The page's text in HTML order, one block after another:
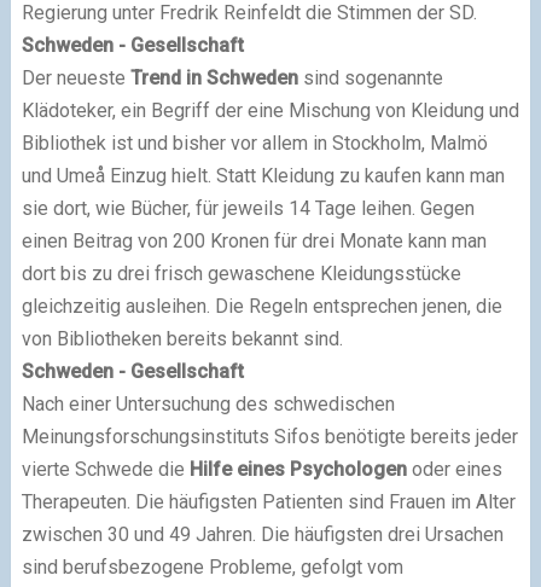
Regierung unter Fredrik Reinfeldt die Stimmen der SD.
Schweden - Gesellschaft
Der neueste Trend in Schwedensind sogenannte
Klädoteker, ein Begriff der eine Mischung von Kleidung und
Bibliothek ist und bisher vor allem in Stockholm, Malmö
und Umeå Einzug hielt. Statt Kleidung zu kaufen kann man
sie dort, wie Bücher, für jeweils 14 Tage leihen. Gegen
einen Beitrag von 200 Kronen für drei Monate kann man
dort bis zu drei frisch gewaschene Kleidungsstücke
gleichzeitig ausleihen. Die Regeln entsprechen jenen, die
von Bibliotheken bereits bekannt sind.
Schweden - Gesellschaft
Nach einer Untersuchung des schwedischen
Meinungsforschungsinstituts Sifos benötigte bereits jeder
vierte Schwede die Hilfe eines Psychologenoder eines
Therapeuten. Die häufigsten Patienten sind Frauen im Alter
zwischen 30 und 49 Jahren. Die häufigsten drei Ursachen
sind berufsbezogene Probleme, gefolgt vom